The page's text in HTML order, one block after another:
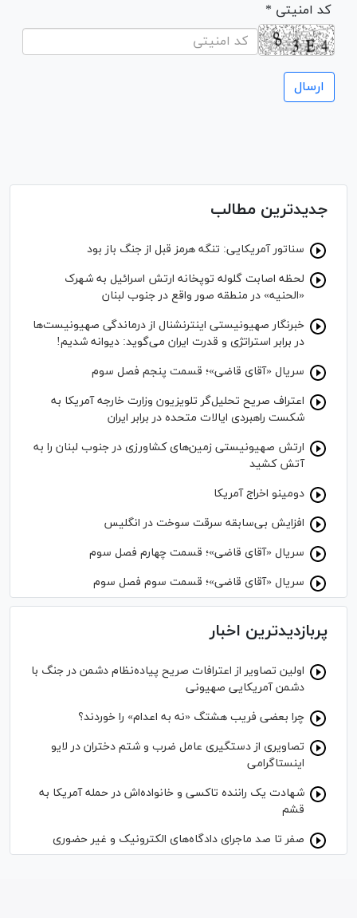
* کد امنیتی
جدیدترین مطالب
سناتور آمریکایی: تنگه هرمز قبل از جنگ باز بود
لحظه اصابت گلوله توپخانه ارتش اسرائیل به شهرک
«الحنیه» در منطقه صور واقع در جنوب لبنان
خبرنگار صهیونیستی اینترنشنال از درماندگی صهیونیست‌ها
در برابر استراتژی و قدرت ایران می‌گوید: دیوانه شدیم!
سریال «آقای قاضی»؛ قسمت پنجم فصل سوم
اعتراف صریح تحلیل‌گر تلویزیون وزارت خارجه آمریکا به
شکست راهبردی ایالات متحده در برابر ایران
ارتش صهیونیستی زمین‌های کشاورزی در جنوب لبنان را به
آتش کشید
دومینو اخراج آمریکا
افزایش بی‌سابقه سرقت سوخت در انگلیس
سریال «آقای قاضی»؛ قسمت چهارم فصل سوم
سریال «آقای قاضی»؛ قسمت سوم فصل سوم
پربازدیدترین اخبار
اولین تصاویر از اعترافات صریح پیاده‌نظام‌ دشمن در جنگ با
دشمن آمریکایی صهیونی
چرا بعضی فریب هشتگ «نه به اعدام» را خوردند؟
تصاویری از دستگیری عامل ضرب و شتم دختران در لایو
اینستاگرامی
شهادت یک راننده تاکسی و خانواده‌اش در حمله آمریکا به
قشم
صفر تا صد ماجرای دادگاه‌های الکترونیک و غیر حضوری